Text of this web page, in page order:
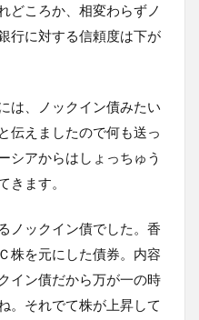
どころか、相変わらずノ
行に対する信頼度は下が
は、ノックイン債みたい
伝えましたので何も送っ
シアからはしょっちゅう
きます。
ノックイン債でした。香
株を元にした債券。内容
イン債だから万が一の時
。それでて株が上昇して